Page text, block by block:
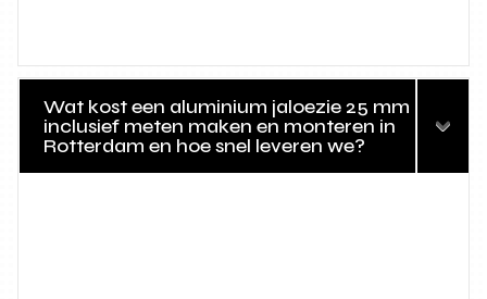
Wat kost een aluminium jaloezie 25 mm
inclusief meten maken en monteren in
Rotterdam en hoe snel leveren we?